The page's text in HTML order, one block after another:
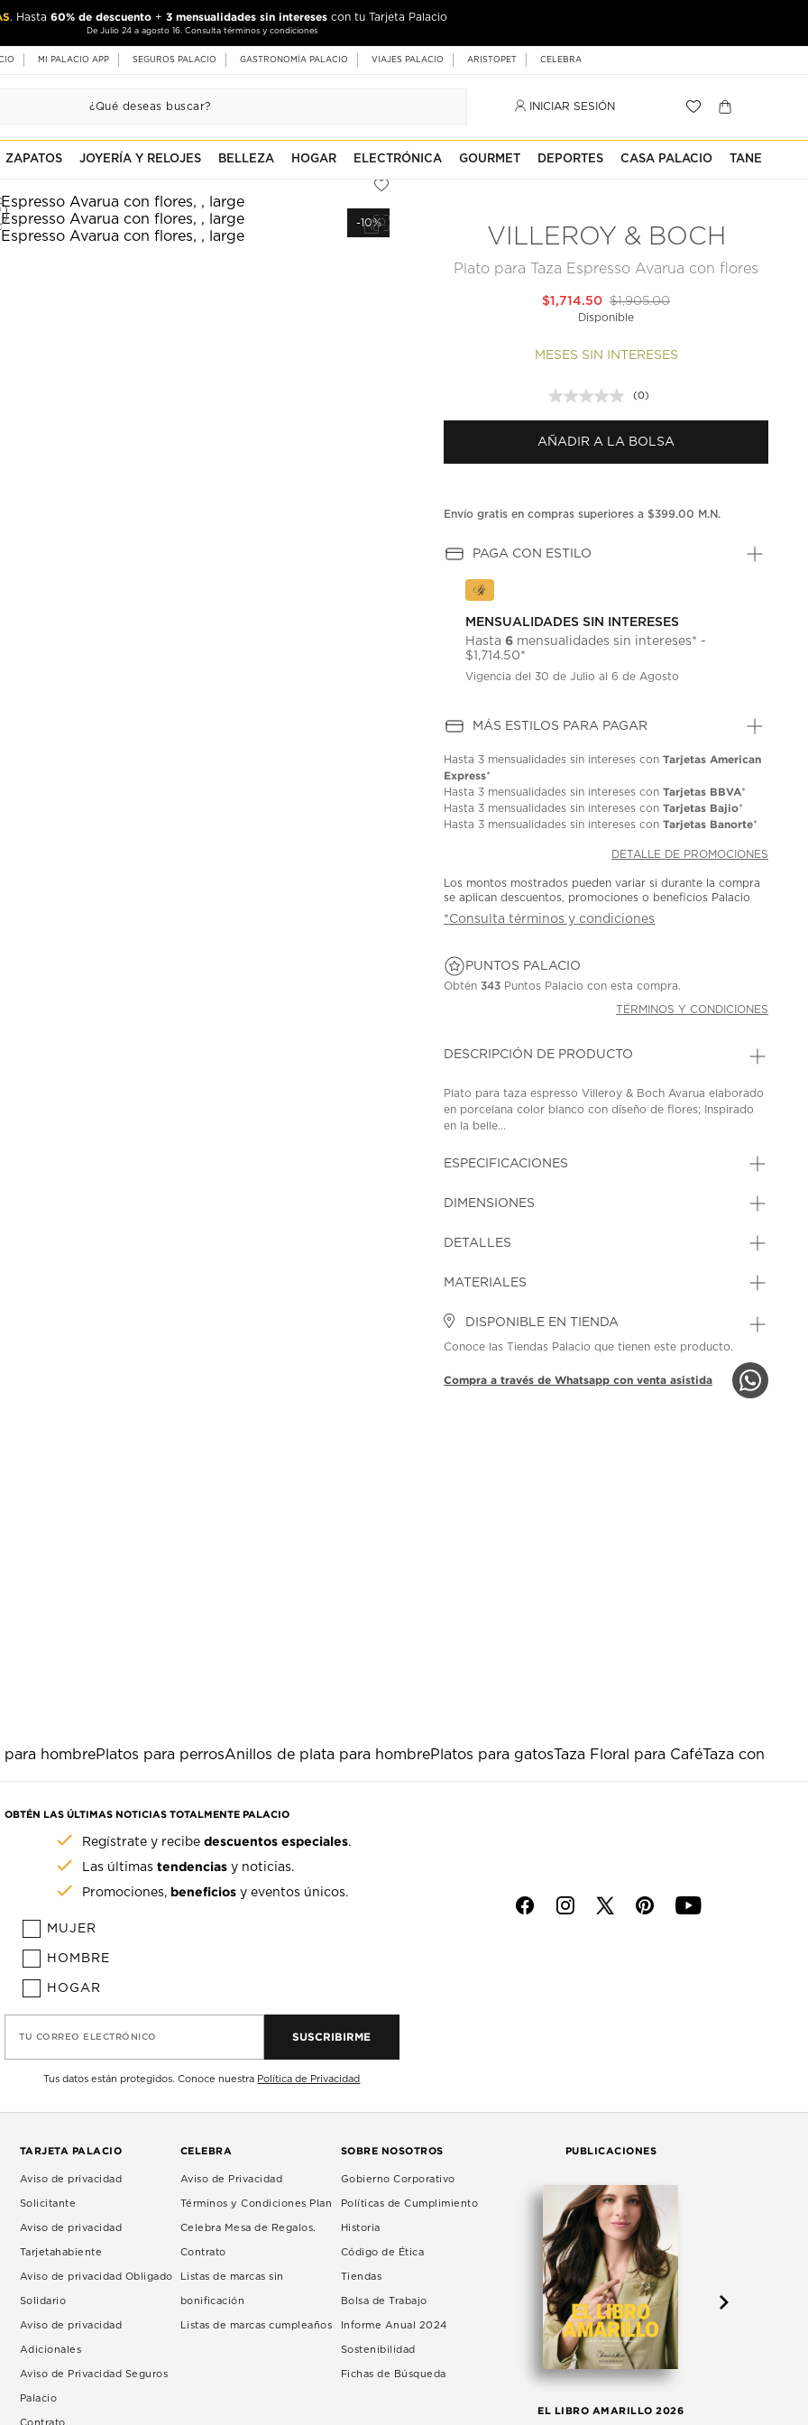
. Hasta 60% de descuento + 3 mensualidades sin intereses con tu Tarjeta Palacio
De Julio 24 a agosto 16. Consulta términos y condiciones
MI PALACIO APP SEGUROS PALACIO GASTRONOMÍA PALACIO VIAJES PALACIO ARISTOPET CELEBRA
INICIAR SESIÓN
ZAPATOS JOYERÍA Y RELOJES BELLEZA HOGAR ELECTRÓNICA GOURMET DEPORTES CASA PALACIO TANE
-10%
VILLEROY & BOCH
Plato para Taza Espresso Avarua con flores
$1,905.00
$1,714.50
Disponible
MESES SIN INTERESES
Sin
puntuación.
en
la
(0)
AÑADIR A LA BOLSA
Envío gratis en compras superiores a $399.00 M.N.
PAGA CON ESTILO
MENSUALIDADES SIN INTERESES
Hasta6 mensualidades sin intereses* -
$1,714.50*
Vigencia del 30 de Julio al 6 de Agosto
MÁS ESTILOS PARA PAGAR
Hasta 3 mensualidades sin intereses conTarjetas American
Express*
Hasta 3 mensualidades sin intereses conTarjetas BBVA*
Hasta 3 mensualidades sin intereses conTarjetas Bajio*
Hasta 3 mensualidades sin intereses conTarjetas Banorte*
DETALLE DE PROMOCIONES
Los montos mostrados pueden variar si durante la compra
se aplican descuentos, promociones o beneficios Palacio
*Consulta términos y condiciones
PUNTOS PALACIO
Obtén343 Puntos Palacio con esta compra.
TÉRMINOS Y CONDICIONES
DESCRIPCIÓN DE PRODUCTO
Plato para taza espresso Villeroy & Boch Avarua elaborado
en porcelana color blanco con diseño de flores; Inspirado
en la belle...
ESPECIFICACIONES
DIMENSIONES
DETALLES
MATERIALES
DISPONIBLE EN TIENDA
Conoce las Tiendas Palacio que tienen este producto.
Compra a través de Whatsapp con venta asistida
para hombrePlatos para perrosAnillos de plata para hombrePlatos para gatosTaza Floral para CaféTaza con
OBTÉN LAS ÚLTIMAS NOTICIAS TOTALMENTE PALACIO
Regístrate y recibedescuentos especiales.
Las últimastendencias y noticias.
Promociones, beneficios y eventos únicos.
MUJER
HOMBRE
HOGAR
TU CORREO ELECTRÓNICO SUSCRIBIRME
Tus datos están protegidos. Conoce nuestra Política de Privacidad
f i p y
TARJETA PALACIO
Aviso de privacidad
Solicitante
Aviso de privacidad
Tarjetahabiente
Aviso de privacidad Obligado
Solidario
Aviso de privacidad
Adicionales
Aviso de Privacidad Seguros
Palacio
Contrato
CELEBRA
Aviso de Privacidad
Términos y Condiciones Plan
Celebra Mesa de Regalos.
Contrato
Listas de marcas sin
bonificación
Listas de marcas cumpleaños
SOBRE NOSOTROS
Gobierno Corporativo
Políticas de Cumplimiento
Historia
Código de Ética
Tiendas
Bolsa de Trabajo
Informe Anual 2024
Sostenibilidad
Fichas de Búsqueda
PUBLICACIONES
EL LIBRO AMARILLO 2026